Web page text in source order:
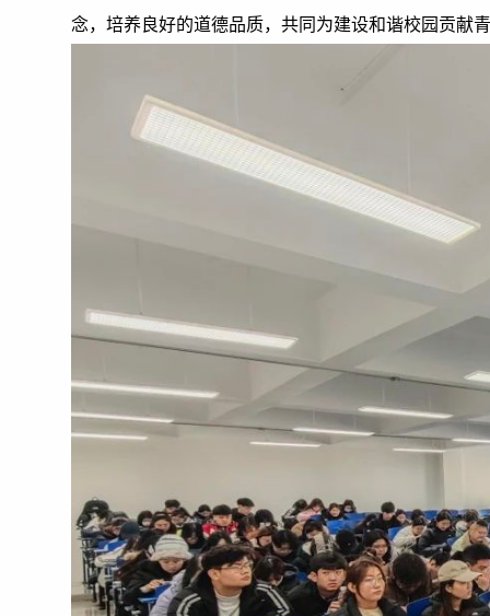
念，培养良好的道德品质，共同为建设和谐校园贡献